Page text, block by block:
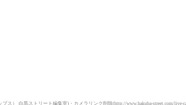
） 白馬ストリート編集室)・カメラリンク削除(http://www.hakuba-street.com/live-